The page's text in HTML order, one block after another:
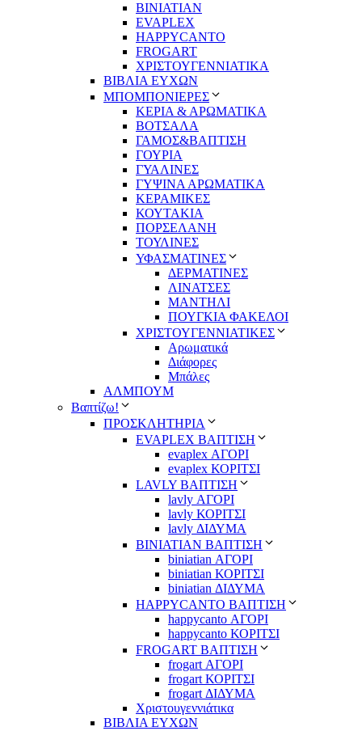
BINIATIAN
EVAPLEX
HAPPYCANTO
FROGART
ΧΡΙΣΤΟΥΓΕΝΝΙΑΤΙΚΑ
ΒΙΒΛΙΑ ΕΥΧΩΝ
ΜΠΟΜΠΟΝΙΕΡΕΣ
ΚΕΡΙΑ & ΑΡΩΜΑΤΙΚΑ
ΒΟΤΣΑΛΑ
ΓΑΜΟΣ&ΒΑΠΤΙΣΗ
ΓΟΥΡΙΑ
ΓΥΑΛΙΝΕΣ
ΓΥΨΙΝΑ ΑΡΩΜΑΤΙΚΑ
ΚΕΡΑΜΙΚΕΣ
ΚΟΥΤΑΚΙΑ
ΠΟΡΣΕΛΑΝΗ
ΤΟΥΛΙΝΕΣ
ΥΦΑΣΜΑΤΙΝΕΣ
ΔΕΡΜΑΤΙΝΕΣ
ΛΙΝΑΤΣΕΣ
ΜΑΝΤΗΛΙ
ΠΟΥΓΚΙΑ ΦΑΚΕΛΟΙ
ΧΡΙΣΤΟΥΓΕΝΝΙΑΤΙΚΕΣ
Αρωματικά
Διάφορες
Μπάλες
ΑΛΜΠΟΥΜ
Βαπτίζω!
ΠΡΟΣΚΛΗΤΗΡΙΑ
EVAPLEX ΒΑΠΤΙΣΗ
evaplex ΑΓΟΡΙ
evaplex ΚΟΡΙΤΣΙ
LAVLY ΒΑΠΤΙΣΗ
lavly ΑΓΟΡΙ
lavly ΚΟΡΙΤΣΙ
lavly ΔΙΔΥΜΑ
ΒΙΝΙΑΤΙΑΝ ΒΑΠΤΙΣΗ
biniatian ΑΓΟΡΙ
biniatian ΚΟΡΙΤΣΙ
biniatian ΔΙΔΥΜΑ
HAPPYCANTO ΒΑΠΤΙΣΗ
happycanto ΑΓΟΡΙ
happycanto ΚΟΡΙΤΣΙ
FROGART ΒΑΠΤΙΣΗ
frogart ΑΓΟΡΙ
frogart ΚΟΡΙΤΣΙ
frogart ΔΙΔΥΜΑ
Χριστουγεννιάτικα
ΒΙΒΛΙΑ ΕΥΧΩΝ